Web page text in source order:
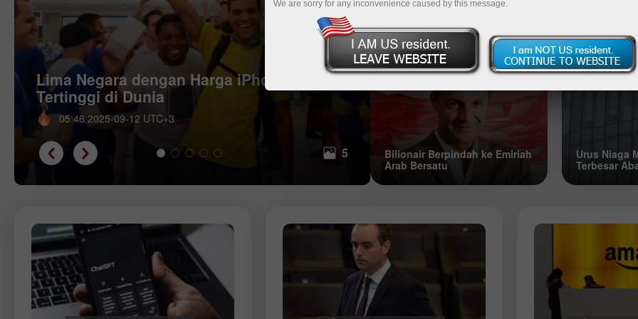
Lima Negara dengan Harga iPhone
Tertinggi di Dunia
05:46 2025-09-12 UTC+3
5
Lima Syarikat Paling
Dunia
05:36 2025-09-12 UTC+3
Kontroversi
Bilionair Berpindah ke Emiriah
Arab Bersatu
Urus Niaga
Terbesar
We are sorry for any inconvenience caused by this message.